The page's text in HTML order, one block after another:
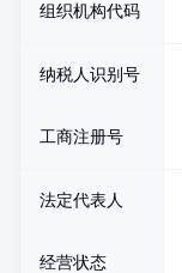
组织机构代码
纳税人识别号
工商注册号
法定代表人
经营状态